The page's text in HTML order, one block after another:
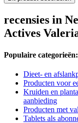
recensies in
Actives
Populaire categorieën:
Dieet- en
Producten voor
Kruiden en
aanbieding
Producten met
Tablets als